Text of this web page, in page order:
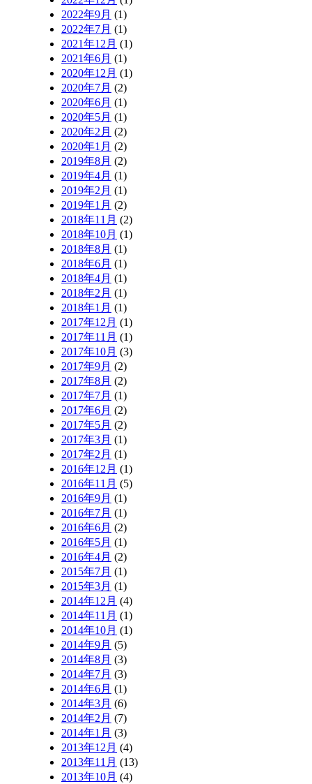
2022年9月 (1)
2022年7月 (1)
2021年12月 (1)
2021年6月 (1)
2020年12月 (1)
2020年7月 (2)
2020年6月 (1)
2020年5月 (1)
2020年2月 (2)
2020年1月 (2)
2019年8月 (2)
2019年4月 (1)
2019年2月 (1)
2019年1月 (2)
2018年11月 (2)
2018年10月 (1)
2018年8月 (1)
2018年6月 (1)
2018年4月 (1)
2018年2月 (1)
2018年1月 (1)
2017年12月 (1)
2017年11月 (1)
2017年10月 (3)
2017年9月 (2)
2017年8月 (2)
2017年7月 (1)
2017年6月 (2)
2017年5月 (2)
2017年3月 (1)
2017年2月 (1)
2016年12月 (1)
2016年11月 (5)
2016年9月 (1)
2016年7月 (1)
2016年6月 (2)
2016年5月 (1)
2016年4月 (2)
2015年7月 (1)
2015年3月 (1)
2014年12月 (4)
2014年11月 (1)
2014年10月 (1)
2014年9月 (5)
2014年8月 (3)
2014年7月 (3)
2014年6月 (1)
2014年3月 (6)
2014年2月 (7)
2014年1月 (3)
2013年12月 (4)
2013年11月 (13)
2013年10月 (4)